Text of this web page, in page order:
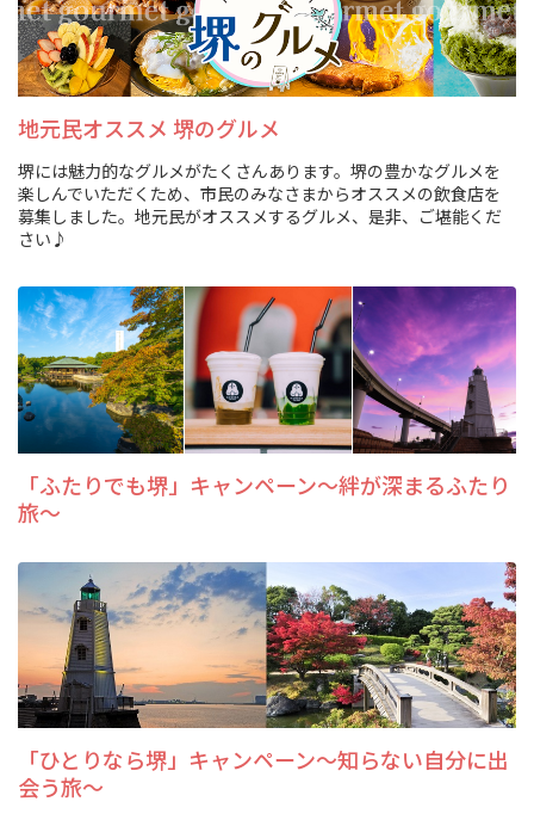
地元民オススメ 堺のグルメ
堺には魅力的なグルメがたくさんあります。堺の豊かなグルメを
楽しんでいただくため、市民のみなさまからオススメの飲食店を
募集しました。地元民がオススメするグルメ、是非、ご堪能くだ
さい♪
「ふたりでも堺」キャンペーン～絆が深まるふたり
旅～
「ひとりなら堺」キャンペーン～知らない自分に出
会う旅～